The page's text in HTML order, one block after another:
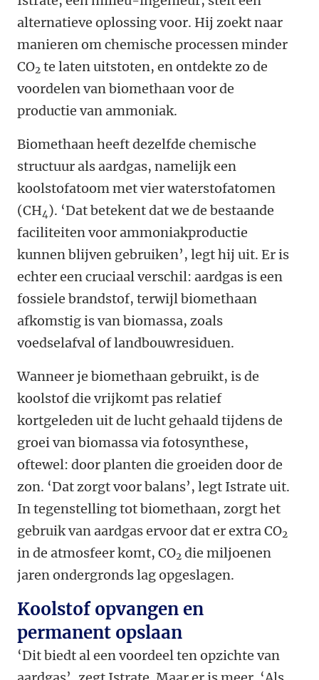
alternatieve oplossing voor. Hij zoekt naar
manieren om chemische processen minder
CO2 te laten uitstoten, en ontdekte zo de
voordelen van biomethaan voor de
productie van ammoniak.
Biomethaan heeft dezelfde chemische
structuur als aardgas, namelijk een
koolstofatoom met vier waterstofatomen
(CH4). ‘Dat betekent dat we de bestaande
faciliteiten voor ammoniakproductie
kunnen blijven gebruiken’, legt hij uit. Er is
echter een cruciaal verschil: aardgas is een
fossiele brandstof, terwijl biomethaan
afkomstig is van biomassa, zoals
voedselafval of landbouwresiduen.
Wanneer je biomethaan gebruikt, is de
koolstof die vrijkomt pas relatief
kortgeleden uit de lucht gehaald tijdens de
groei van biomassa via fotosynthese,
oftewel: door planten die groeiden door de
zon. ‘Dat zorgt voor balans’, legt Istrate uit.
In tegenstelling tot biomethaan, zorgt het
gebruik van aardgas ervoor dat er extra CO2
in de atmosfeer komt, CO2 die miljoenen
jaren ondergronds lag opgeslagen.
Koolstof opvangen en
permanent opslaan
‘Dit biedt al een voordeel ten opzichte van